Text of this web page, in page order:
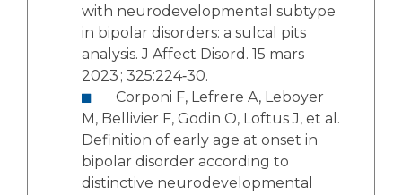
with neurodevelopmental subtype
in bipolar disorders: a sulcal pits
analysis. J Affect Disord. 15 mars
2023 ; 325:224‑30.
M, Bellivier F, Godin O, Loftus J, et al.
Definition of early age at onset in
bipolar disorder according to
distinctive neurodevelopmental